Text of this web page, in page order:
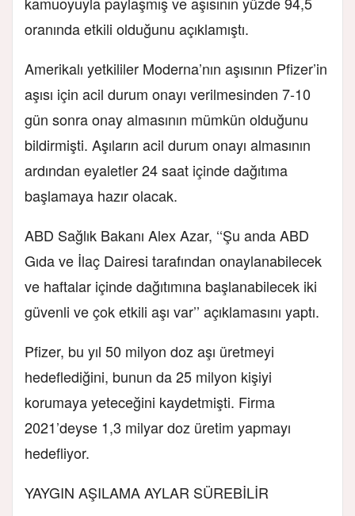
oranında etkili olduğunu açıklamıştı.
Amerikalı yetkililer Moderna’nın aşısının Pfizer’in
aşısı için acil durum onayı verilmesinden 7-10
gün sonra onay almasının mümkün olduğunu
bildirmişti. Aşıların acil durum onayı almasının
ardından eyaletler 24 saat içinde dağıtıma
başlamaya hazır olacak.
ABD Sağlık Bakanı Alex Azar, ‘‘Şu anda ABD
Gıda ve İlaç Dairesi tarafından onaylanabilecek
ve haftalar içinde dağıtımına başlanabilecek iki
güvenli ve çok etkili aşı var’’ açıklamasını yaptı.
Pfizer, bu yıl 50 milyon doz aşı üretmeyi
hedeflediğini, bunun da 25 milyon kişiyi
korumaya yeteceğini kaydetmişti. Firma
2021’deyse 1,3 milyar doz üretim yapmayı
hedefliyor.
YAYGIN AŞILAMA AYLAR SÜREBİLİR